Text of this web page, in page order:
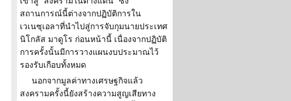
สถานการณ์นี้ต่างจากปฏิบัติการใน
เวเนซุเอลาที่นำไปสู่การจับกุมนายประเทศ
นิโกลัส มาดูโร ก่อนหน้านี้ เนื่องจากปฏิบัติ
การครั้งนั้นมีการวางแผนงบประมาณไว้
รองรับเกือบทั้งหมด
นอกจากมูลค่าทางเศรษฐกิจแล้ว
สงครามครั้งนี้ยังสร้างความสูญเสียทาง